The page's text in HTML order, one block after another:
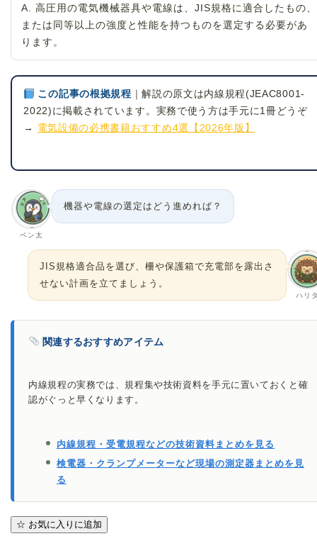
A. 高圧用の電気機械器具や電線は、JIS規格に適合したもの、
または同等以上の強度と性能を持つものを選定する必要があ
ります。
この記事の根拠規程 ｜解説の原文は内線規程(JEAC8001-
2022)に掲載されています。実務で使う方は手元に1冊どうぞ
→ 電気設備の必携書籍おすすめ4選【2026年版】
ペン太
機器や電線の選定はどう進めれば？
ハリ
JIS規格適合品を選び、柵や保護箱で充電部を露出さ
せない計画を立てましょう。
関連するおすすめアイテム
内線規程の実務では、規程集や技術資料を手元に置いておくと確
認がぐっと早くなります。
内線規程・受電規程などの技術資料まとめを見る
検電器・クランプメーターなど現場の測定器まとめを見
る
☆ お気に入りに追加